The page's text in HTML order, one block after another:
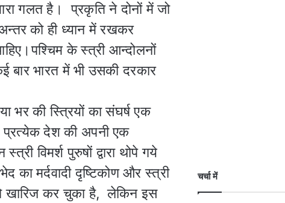
गलत है। प्रकृति ने दोनों में जो
को ही ध्यान में रखकर
के स्त्री आन्दोलनों
भारत में भी उसकी दरकार
भर की स्त्रियों का संघर्ष एक
प्रत्येक देश की अपनी एक
विमर्श पुरुषों द्वारा थोपे गये
मर्दवादी दृष्टिकोण और स्त्री
खारिज कर चुका है, लेकिन इस
चर्चा में